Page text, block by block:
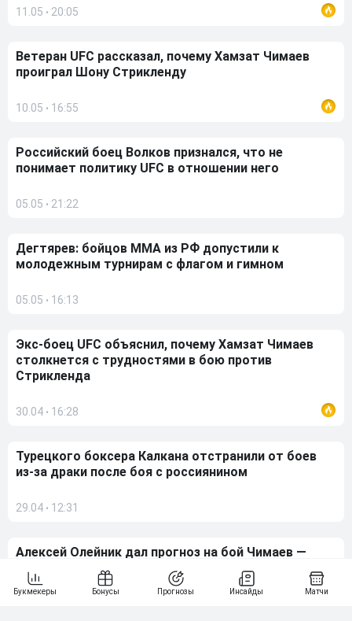
11.05 • 20:05
Ветеран UFC рассказал, почему Хамзат Чимаев
проиграл Шону Стрикленду
10.05 • 16:55
Российский боец Волков признался, что не
понимает политику UFC в отношении него
05.05 • 21:22
Дегтярев: бойцов ММА из РФ допустили к
молодежным турнирам с флагом и гимном
05.05 • 16:13
Экс-боец UFC объяснил, почему Хамзат Чимаев
столкнется с трудностями в бою против
Стрикленда
30.04 • 16:28
Турецкого боксера Калкана отстранили от боев
из-за драки после боя с россиянином
29.04 • 12:31
Алексей Олейник дал прогноз на бой Чимаев —
Стрикленд на UFC 328